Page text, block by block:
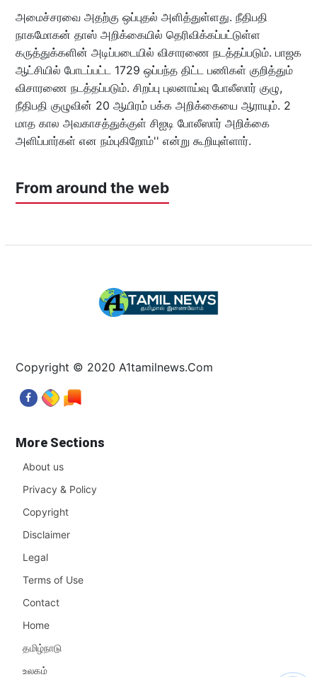
அமைச்சரவை அதற்கு ஒப்புதல் அளித்துள்ளது. நீதிபதி
நாகமோகன் தாஸ் அறிக்கையில் தெரிவிக்கப்பட்டுள்ள
கருத்துக்களின் அடிப்படையில் விசாரணை நடத்தப்படும். பாஜக
ஆட்சியில் போடப்பட்ட 1729 ஒப்பந்த திட்ட பணிகள் குறித்தும்
விசாரணை நடத்தப்படும். சிறப்பு புலனாய்வு போலீஸார் குழு,
நீதிபதி குழுவின் 20 ஆயிரம் பக்க‌ அறிக்கையை ஆராயும். 2
மாத கால அவகாசத்துக்குள் சிஐடி போலீஸார் அறிக்கை
அளிப்பார்கள் என நம்புகிறோம்'' என்று கூறியுள்ளார்.
From around the web
Copyright © 2020 A1tamilnews.Com
More Sections
About us
Privacy & Policy
Copyright
Disclaimer
Legal
Terms of Use
Contact
Home
தமிழ்நாடு
உலகம்